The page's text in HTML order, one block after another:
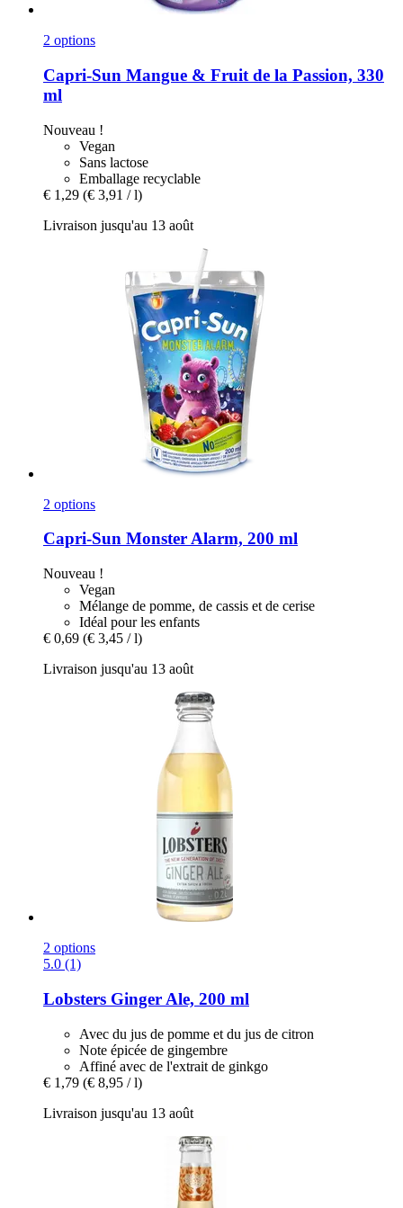
2 options
Capri-Sun Mangue & Fruit de la Passion, 330
ml
Nouveau !
Vegan
Sans lactose
Emballage recyclable
€ 1,29 (€ 3,91 / l)
Livraison jusqu'au 13 août
2 options
Capri-Sun Monster Alarm, 200 ml
Nouveau !
Vegan
Mélange de pomme, de cassis et de cerise
Idéal pour les enfants
€ 0,69 (€ 3,45 / l)
Livraison jusqu'au 13 août
2 options
5.0 (1)
Lobsters Ginger Ale, 200 ml
Avec du jus de pomme et du jus de citron
Note épicée de gingembre
Affiné avec de l'extrait de ginkgo
€ 1,79 (€ 8,95 / l)
Livraison jusqu'au 13 août